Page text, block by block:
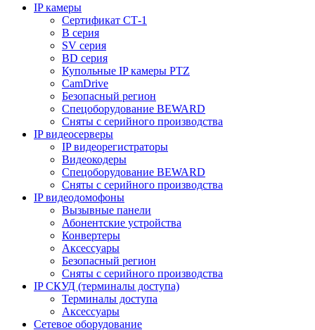
IP камеры
Сертификат СТ-1
B серия
SV серия
BD серия
Купольные IP камеры PTZ
CamDrive
Безопасный регион
Спецоборудование BEWARD
Сняты с серийного производства
IP видеосерверы
IP видеорегистраторы
Видеокодеры
Спецоборудование BEWARD
Сняты с серийного производства
IP видеодомофоны
Вызывные панели
Абонентские устройства
Конвертеры
Аксессуары
Безопасный регион
Сняты с серийного производства
IP СКУД (терминалы доступа)
Терминалы доступа
Аксессуары
Сетевое оборудование